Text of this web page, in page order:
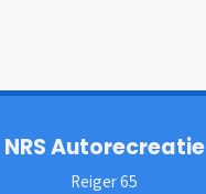
NRS Autorecreatie
Reiger 65